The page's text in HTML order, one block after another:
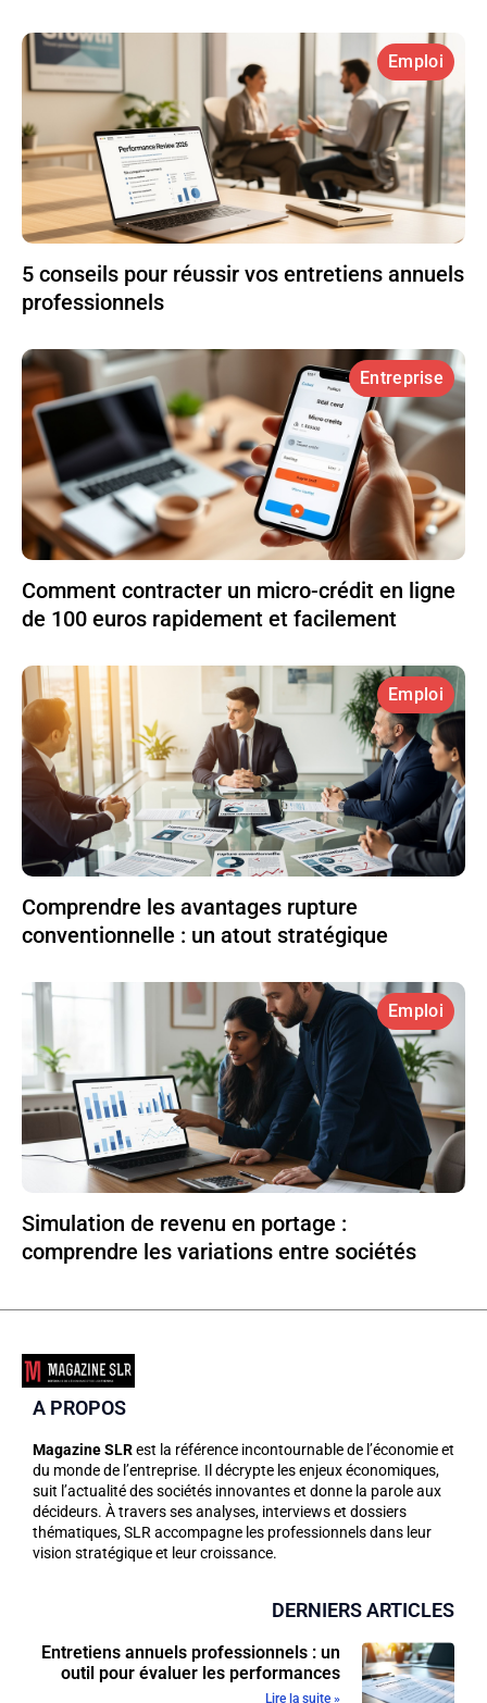
Emploi
5 conseils pour réussir vos entretiens annuels
professionnels
Entreprise
Comment contracter un micro-crédit en ligne
de 100 euros rapidement et facilement
Emploi
Comprendre les avantages rupture
conventionnelle : un atout stratégique
Emploi
Simulation de revenu en portage :
comprendre les variations entre sociétés
A PROPOS
Magazine SLRest la référence incontournable de l’économie et
du monde de l’entreprise. Il décrypte les enjeux économiques,
suit l’actualité des sociétés innovantes et donne la parole aux
décideurs. À travers ses analyses, interviews et dossiers
thématiques, SLR accompagne les professionnels dans leur
vision stratégique et leur croissance.
DERNIERS ARTICLES
Entretiens annuels professionnels : un
outil pour évaluer les performances
Lire la suite »